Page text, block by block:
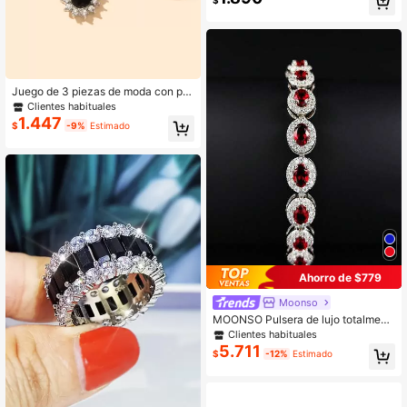
Juego de 3 piezas de moda con pe
ndientes colgantes plateados y neg
ros, 2 collares y 1 pieza
Clientes habituales
$1.447 -9% Estimado
eales para citas, compromisos, aniv
as, con circonita cúbica como regal
Ahorro de $779
Moonso
MOONSO Pulsera de lujo totalment
e pavimentada con óvalo rojo y circ
onita sintética brillante S6923
Clientes habituales
$5.711 -12% Estimado